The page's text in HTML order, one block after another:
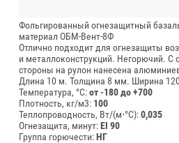
Фольгированный огнезащитный
материал ОБМ-Вент-8Ф
Отлично подходит для огнезащиты
и металлоконструкций. Негорючий. С
стороны на рулон нанесена
Длина 10 м. Толщина 8 мм. Ширина
Температура, °C:от -180 до +700
Плотность, кг/м3: 100
Теплопроводность, Вт/(м⋅°С):0,035
Огнезащита, минут:EI 90
Группа горючести:НГ